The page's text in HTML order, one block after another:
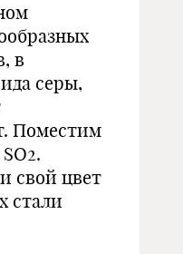
в
серы,
Поместим
свой цвет
ста­ли